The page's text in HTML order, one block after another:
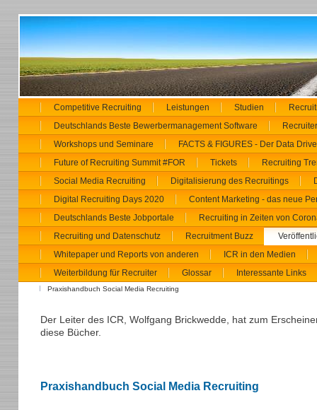
Competitive Recruiting Leistungen Studien
Deutschlands Beste Bewerbermanagement Software
Workshops und Seminare
FACTS & FIGURES - Der Data
Future of Recruiting Summit #FOR
Tickets
Recruiting
Social Media Recruiting
Digitalisierung des Recruitings
Digital Recruiting Days 2020
Content Marketing - das neue
Deutschlands Beste Jobportale
Recruiting in Zeiten von
Recruiting und Datenschutz
Recruitment Buzz
Whitepaper und Reports von anderen
ICR in den Medien
Weiterbildung für Recruiter
Glossar Interessante Links
Praxishandbuch Social Media Recruiting
Der Leiter des ICR, Wolfgang Brickwedde, hat zum
diese Bücher.
Praxishandbuch Social Media Recruiting